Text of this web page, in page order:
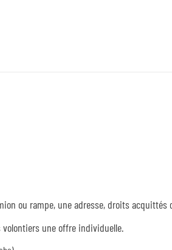
ou rampe, une adresse, droits acquittés
volontiers une offre individuelle.